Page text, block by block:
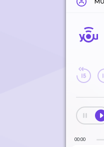
00:00